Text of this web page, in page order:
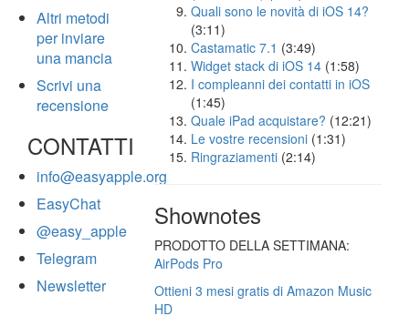
Altri metodi
per inviare
una mancia
Scrivi una
recensione
CONTATTI
info@easyapple.org
EasyChat
@easy_apple
Telegram
Newsletter
Quali sono le novità di iOS 14?
(3:11)
Castamatic 7.1 (3:49)
Widget stack di iOS 14 (1:58)
I compleanni dei contatti in iOS
(1:45)
Quale iPad acquistare? (12:21)
Le vostre recensioni (1:31)
Ringraziamenti (2:14)
Shownotes
PRODOTTO DELLA SETTIMANA:
AirPods Pro
Ottieni 3 mesi gratis di Amazon Music
HD